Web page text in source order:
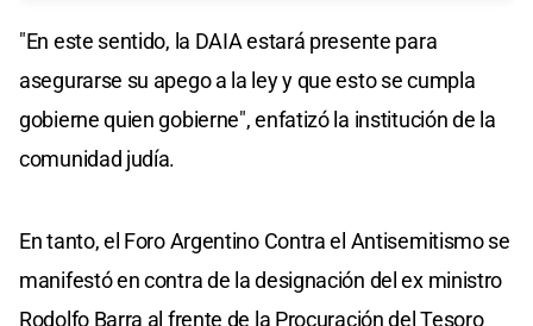
"En este sentido, la DAIA estará presente para
asegurarse su apego a la ley y que esto se cumpla
gobierne quien gobierne", enfatizó la institución de la
comunidad judía.
En tanto, el Foro Argentino Contra el Antisemitismo se
manifestó en contra de la designación del ex ministro
Rodolfo Barra al frente de la Procuración del Tesoro